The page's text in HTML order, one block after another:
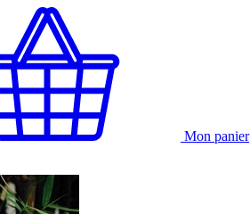
Mon panier